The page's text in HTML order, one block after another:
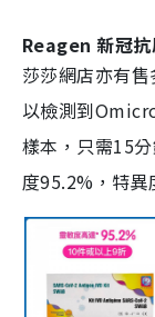
Reagen 新冠
莎莎網店亦有
以檢測到
樣本，只需15
度95.2%，特異